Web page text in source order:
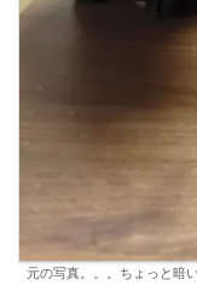
元の写真。。。ちょっと暗